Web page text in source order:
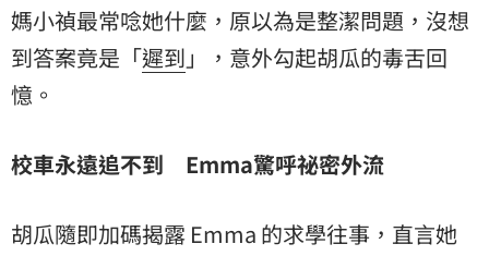
媽小禎最常唸她什麼，原以為是整潔問題，沒想
到答案竟是「遲到 」，意外勾起胡瓜的毒舌回
憶。
校車永遠追不到 Emma驚呼祕密外流
胡瓜隨即加碼揭露 Emma 的求學往事，直言她